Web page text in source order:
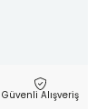
Güvenli Alışveriş